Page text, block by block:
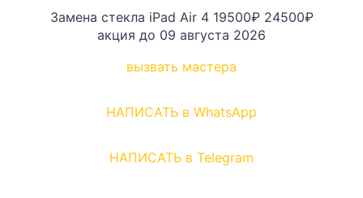
Замена стекла iPad Air 4 19500₽ 24500₽
акция до 09 августа 2026
вызвать мастера
НАПИСАТЬ в WhatsApp
НАПИСАТЬ в Telegram